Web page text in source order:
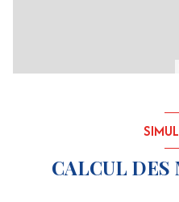
CALCUL DES